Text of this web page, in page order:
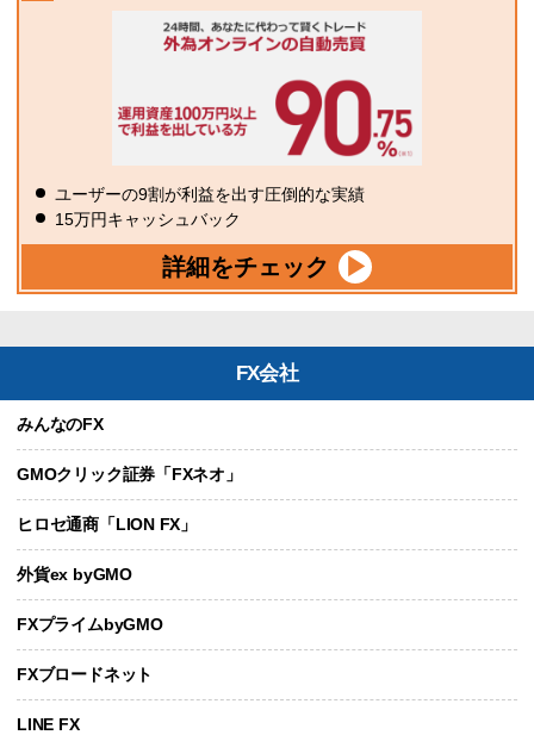
ユーザーの9割が利益を出す圧倒的な実績
15万円キャッシュバック
詳細をチェック
FX会社
みんなのFX
GMOクリック証券「FXネオ」
ヒロセ通商「LION FX」
外貨ex byGMO
FXプライムbyGMO
FXブロードネット
LINE FX